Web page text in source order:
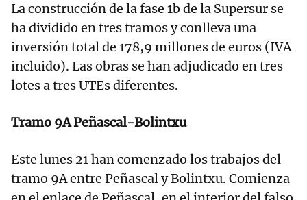
La construcción de la fase 1b de la Supersur se
ha dividido en tres tramos y conlleva una
inversión total de 178,9 millones de euros (IVA
incluido). Las obras se han adjudicado en tres
lotes a tres UTEs diferentes.
Tramo 9A Peñascal-Bolintxu
Este lunes 21 han comenzado los trabajos del
tramo 9A entre Peñascal y Bolintxu. Comienza